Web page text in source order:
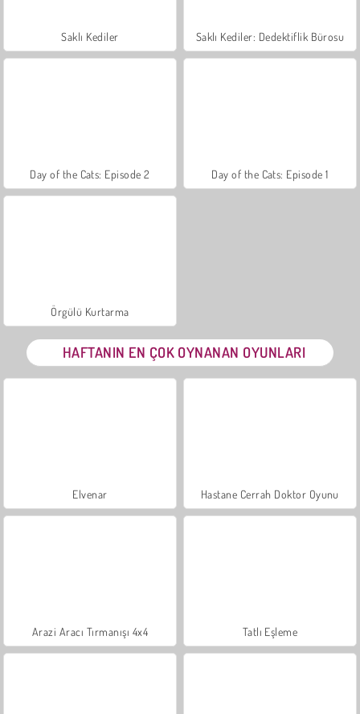
Saklı Kediler Saklı Kediler: Dedektiflik Bürosu
Day of the Cats: Episode 2 Day of the Cats: Episode 1
Örgülü Kurtarma
HAFTANIN EN ÇOK OYNANAN OYUNLARI
Elvenar Hastane Cerrah Doktor Oyunu
Arazi Aracı Tırmanışı 4x4 Tatlı Eşleme